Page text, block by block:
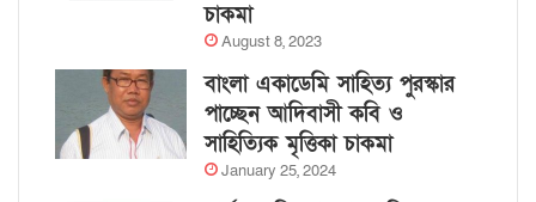
চাকমা
August 8, 2023
বাংলা একাডেমি সাহিত্য পুরস্কার
পাচ্ছেন আদিবাসী কবি ও
সাহিত্যিক মৃত্তিকা চাকমা
January 25, 2024